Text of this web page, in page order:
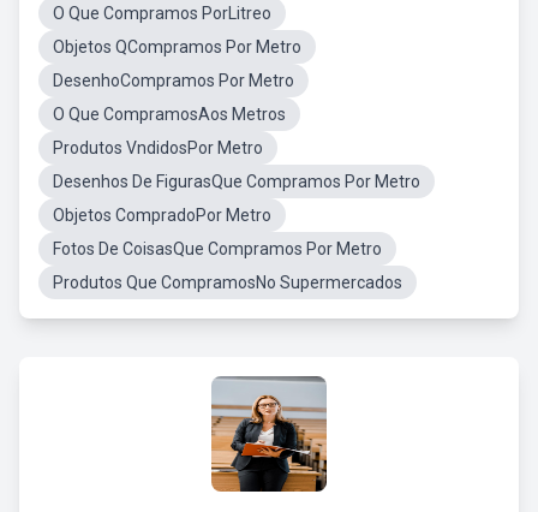
O Que Compramos PorLitreo
Objetos QCompramos Por Metro
DesenhoCompramos Por Metro
O Que CompramosAos Metros
Produtos VndidosPor Metro
Desenhos De FigurasQue Compramos Por Metro
Objetos CompradoPor Metro
Fotos De CoisasQue Compramos Por Metro
Produtos Que CompramosNo Supermercados